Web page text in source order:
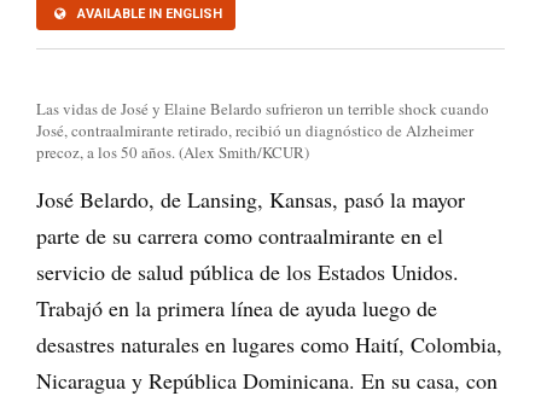
AVAILABLE IN ENGLISH
Las vidas de José y Elaine Belardo sufrieron un terrible shock cuando
José, contraalmirante retirado, recibió un diagnóstico de Alzheimer
precoz, a los 50 años. (Alex Smith/KCUR)
José Belardo, de Lansing, Kansas, pasó la mayor
parte de su carrera como contraalmirante en el
servicio de salud pública de los Estados Unidos.
Trabajó en la primera línea de ayuda luego de
desastres naturales en lugares como Haití, Colombia,
Nicaragua y República Dominicana. En su casa, con